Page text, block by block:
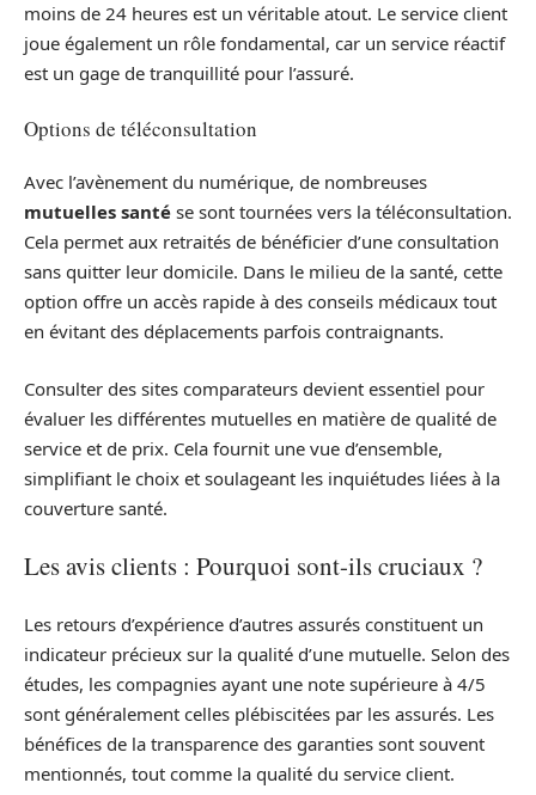
moins de 24 heures est un véritable atout. Le service client
joue également un rôle fondamental, car un service réactif
est un gage de tranquillité pour l’assuré.
Options de téléconsultation
Avec l’avènement du numérique, de nombreuses
mutuelles santé se sont tournées vers la téléconsultation.
Cela permet aux retraités de bénéficier d’une consultation
sans quitter leur domicile. Dans le milieu de la santé, cette
option offre un accès rapide à des conseils médicaux tout
en évitant des déplacements parfois contraignants.
Consulter des sites comparateurs devient essentiel pour
évaluer les différentes mutuelles en matière de qualité de
service et de prix. Cela fournit une vue d’ensemble,
simplifiant le choix et soulageant les inquiétudes liées à la
couverture santé.
Les avis clients : Pourquoi sont-ils cruciaux ?
Les retours d’expérience d’autres assurés constituent un
indicateur précieux sur la qualité d’une mutuelle. Selon des
études, les compagnies ayant une note supérieure à 4/5
sont généralement celles plébiscitées par les assurés. Les
bénéfices de la transparence des garanties sont souvent
mentionnés, tout comme la qualité du service client.